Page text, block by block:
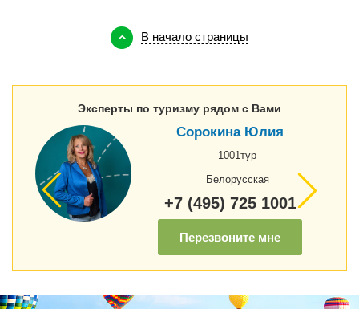
В начало страницы
Эксперты по туризму рядом с Вами
Сорокина Юлия
1001тур
Белорусская
+7 (495) 725 1001
Перезвоните мне